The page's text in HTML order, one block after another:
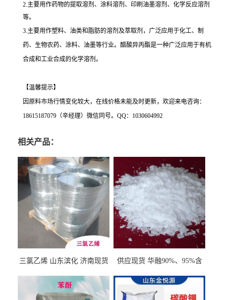
2.主要用作药物的提取溶剂、涂料溶剂、印刷油墨溶剂、化学反应溶剂
等。
3.主要用作塑料、油类和脂肪的溶剂及萃取剂，广泛应用于化工、制
药、生物农药、涂料、油墨等行业。醋酸异丙酯是一种广泛应用于有机
合成和工业合成的化学溶剂。
【温馨提示】
因原料市场行情变化较大，在线价格未能及时更新，欢迎来电咨询：
18615187079（辛经理）微信同号。QQ：1030604992
相关产品：
三氯乙烯 山东滨化 济南现货
供应现货 华融90%、95%含